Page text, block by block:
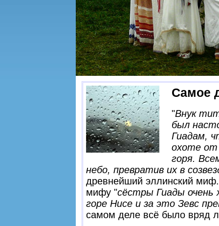
Самое
"Внук
был
Гиадам,
охоте от
горя.
небо, превратив их в
древнейший эллинский
мифу "сёстры Гиады очень
горе Нисе и за это Зевс
самом деле всё было вряд